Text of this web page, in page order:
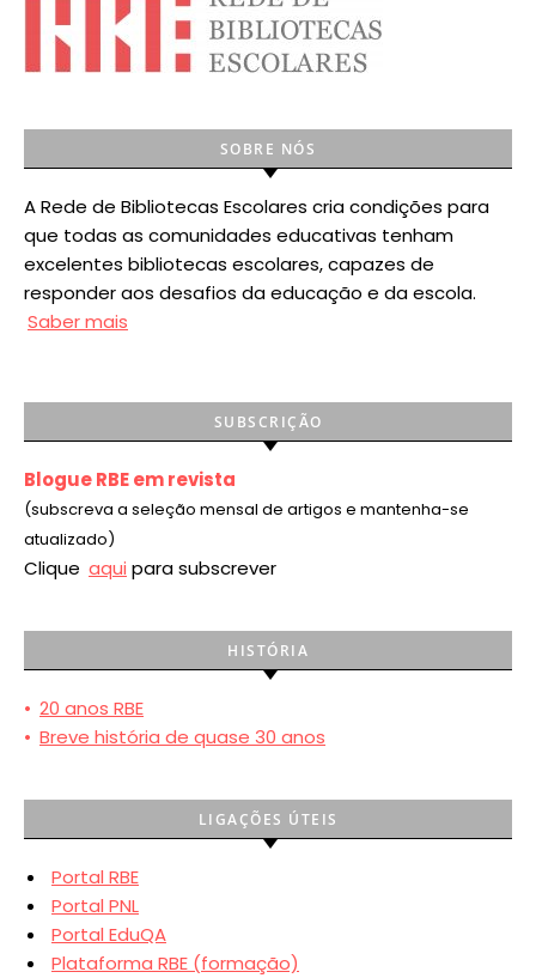
SOBRE NÓS
A Rede de Bibliotecas Escolares cria condições para
que todas as comunidades educativas tenham
excelentes bibliotecas escolares, capazes de
responder aos desafios da educação e da escola.
Saber mais
SUBSCRIÇÃO
Blogue RBE em revista
(subscreva a seleção mensal de artigos e mantenha-se
atualizado)
Clique aqui para subscrever
HISTÓRIA
• 20 anos RBE
• Breve história de quase 30 anos
LIGAÇÕES ÚTEIS
Portal RBE
Portal PNL
Portal EduQA
Plataforma RBE (formação)